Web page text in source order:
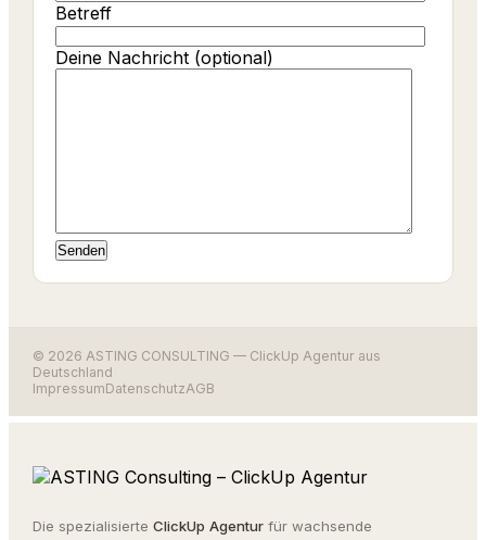
Betreff
Deine Nachricht (optional)
© 2026 ASTING CONSULTING — ClickUp Agentur aus
Deutschland
ImpressumDatenschutzAGB
Die spezialisierte ClickUp Agenturfür wachsende